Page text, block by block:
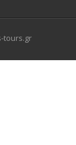
tours.gr